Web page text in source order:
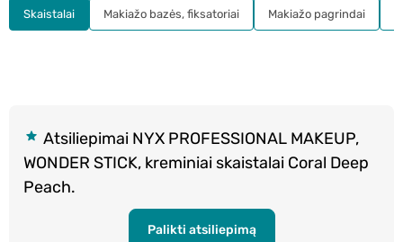
Atsiliepimai NYX PROFESSIONAL MAKEUP,
WONDER STICK, kreminiai skaistalai Coral Deep
Peach.
Palikti atsiliepimą
Skaistalai Makiažo bazės, fiksatoriai Makiažo pagrindai